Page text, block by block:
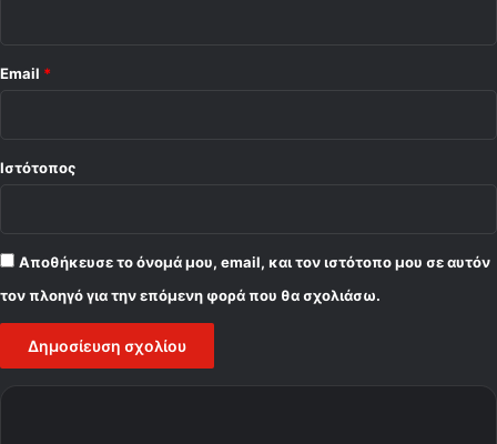
Email *
Ιστότοπος
Αποθήκευσε το όνομά μου, email, και τον ιστότοπο μου σε αυτόν
τον πλοηγό για την επόμενη φορά που θα σχολιάσω.